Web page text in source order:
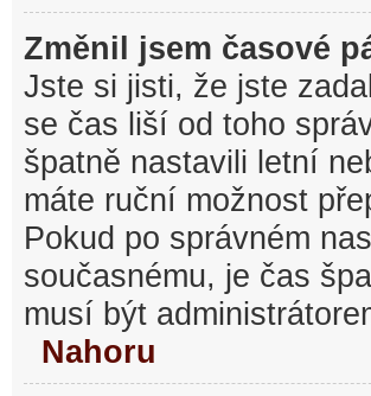
Změnil jsem časové
Jste si jisti, že jste
se čas liší od toho
špatně nastavili letní
máte ruční možnost
Pokud po správném
současnému, je čas
musí být
Nahoru